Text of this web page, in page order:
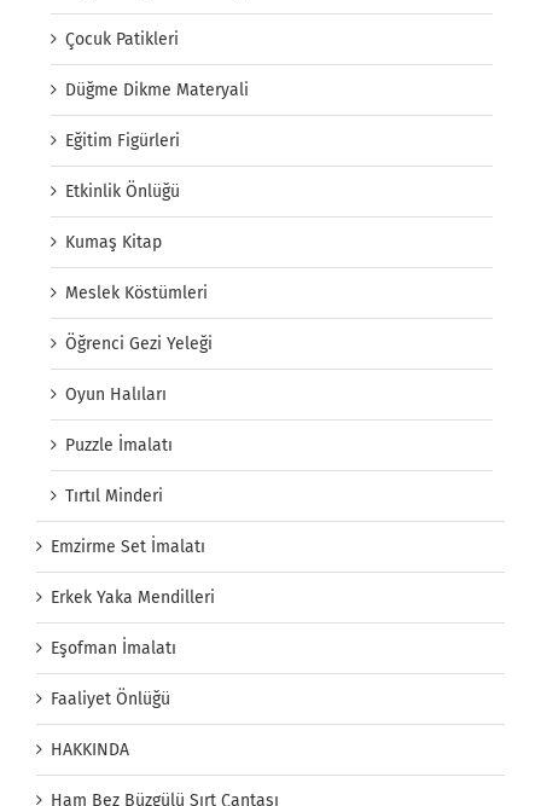
Çocuk Patikleri
Düğme Dikme Materyali
Eğitim Figürleri
Etkinlik Önlüğü
Kumaş Kitap
Meslek Köstümleri
Öğrenci Gezi Yeleği
Oyun Halıları
Puzzle İmalatı
Tırtıl Minderi
Emzirme Set İmalatı
Erkek Yaka Mendilleri
Eşofman İmalatı
Faaliyet Önlüğü
HAKKINDA
Ham Bez Büzgülü Sırt Çantası